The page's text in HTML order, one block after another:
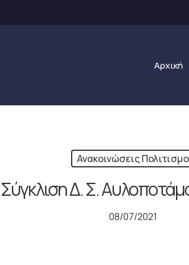
Αρχική
Ανακοινώσεις
Σύγκλιση Δ. Σ.
08/07/2021